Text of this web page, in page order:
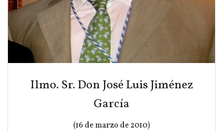
Ilmo. Sr. Don José Luis Jiménez
García
(16 de marzo de 2010)